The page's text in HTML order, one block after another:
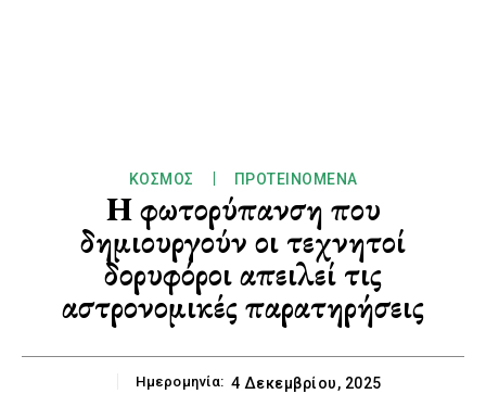
ΚΌΣΜΟΣ ΠΡΟΤΕΙΝΌΜΕΝΑ
Η φωτορύπανση που
δημιουργούν οι τεχνητοί
δορυφόροι απειλεί τις
αστρονομικές παρατηρήσεις
Ημερομηνία: 4 Δεκεμβρίου, 2025